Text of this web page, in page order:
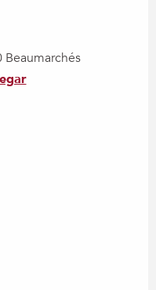
Beaumarchés